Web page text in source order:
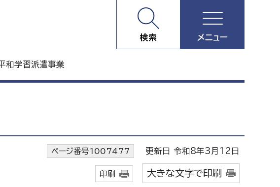
検索 メニュー
和学習派遣事業
ページ番号1007477 更新日 令和8年3月12日
印刷 大きな文字で印刷